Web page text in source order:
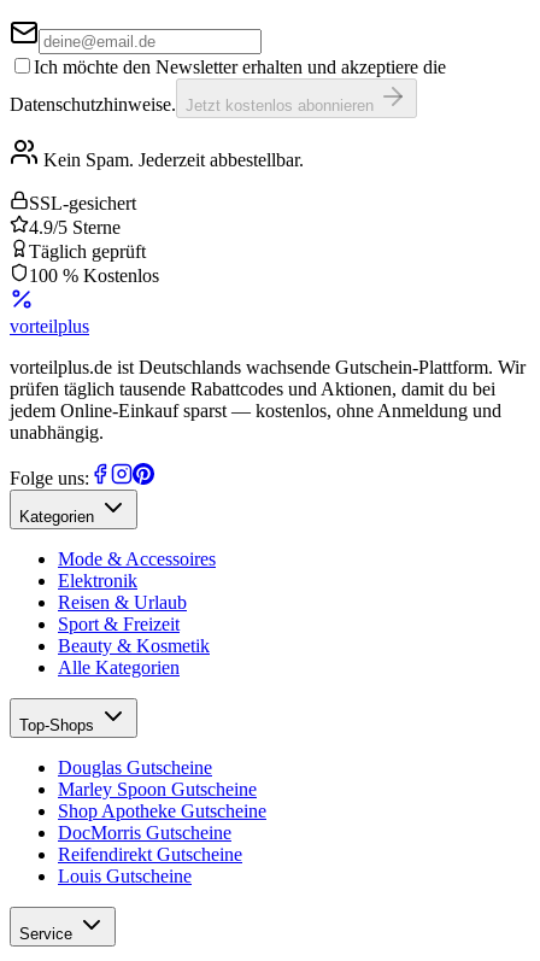
Ich möchte den Newsletter erhalten und akzeptiere die
Datenschutzhinweise. Jetzt kostenlos abonnieren
Kein Spam. Jederzeit abbestellbar.
SSL-gesichert
4.9/5 Sterne
Täglich geprüft
100 % Kostenlos
vorteilplus
vorteilplus.de ist Deutschlands wachsende Gutschein-Plattform. Wir
prüfen täglich tausende Rabattcodes und Aktionen, damit du bei
jedem Online-Einkauf sparst — kostenlos, ohne Anmeldung und
unabhängig.
Folge uns:
Kategorien
Mode & Accessoires
Elektronik
Reisen & Urlaub
Sport & Freizeit
Beauty & Kosmetik
Alle Kategorien
Top-Shops
Douglas Gutscheine
Marley Spoon Gutscheine
Shop Apotheke Gutscheine
DocMorris Gutscheine
Reifendirekt Gutscheine
Louis Gutscheine
Service